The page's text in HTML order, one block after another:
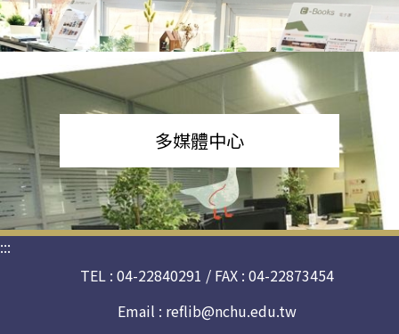
多媒體中心
:::
TEL : 04-22840291 / FAX : 04-22873454
Email : reflib@nchu.edu.tw